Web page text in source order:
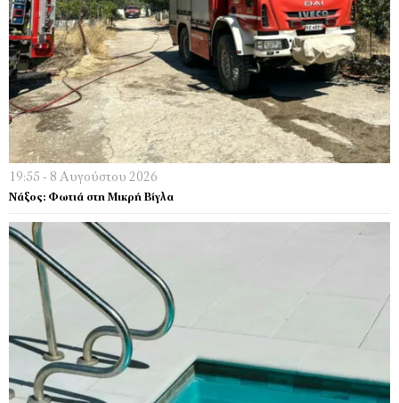
19:55 - 8 Αυγούστου 2026
Νάξος: Φωτιά στη Μικρή Βίγλα